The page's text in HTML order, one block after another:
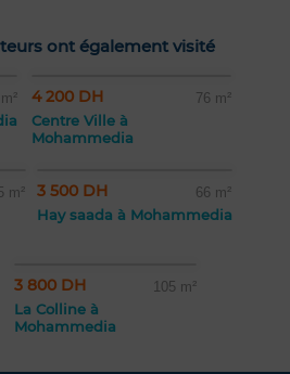
ont également visité
4 200 DH 76 m²
Centre Ville à
Mohammedia
m² 3 500 DH 66 m²
Hay saada à Mohammedia
3 800 DH 105 m²
La Colline à
Mohammedia